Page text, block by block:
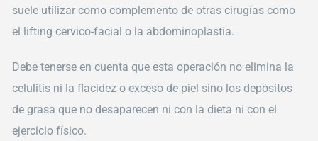
suele utilizar como complemento de otras cirugías como
el lifting cervico-facial o la abdominoplastia.
Debe tenerse en cuenta que esta operación no elimina la
celulitis ni la flacidez o exceso de piel sino los depósitos
de grasa que no desaparecen ni con la dieta ni con el
ejercicio físico.